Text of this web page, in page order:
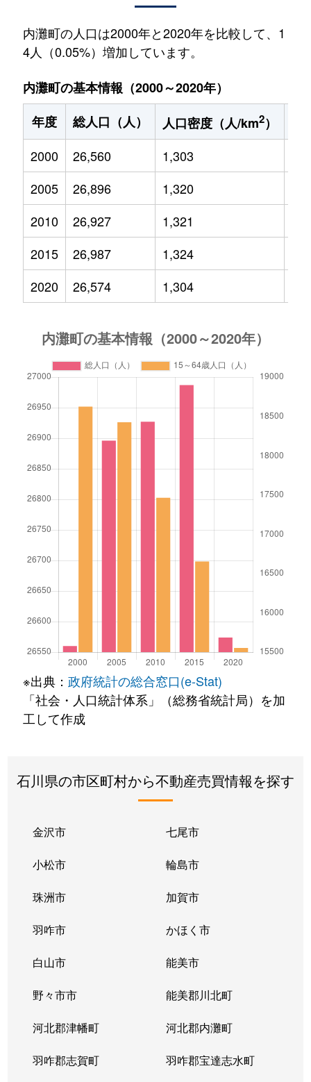
内灘町の人口は2000年と2020年を比較して、1
4人（0.05%）増加しています。
内灘町の基本情報（2000～2020年）
年度
総人口（人） 人口密度（人/km2）
2000
26,560 1,303
2005
26,896 1,320
2010
26,927 1,321
2015
26,987 1,324
2020
26,574 1,304
※出典： 政府統計の総合窓口(e-Stat)
「社会・人口統計体系」（総務省統計局）を加
工して作成
石川県の市区町村から不動産売買情報を探す
金沢市 七尾市
小松市 輪島市
珠洲市 加賀市
羽咋市 かほく市
白山市 能美市
野々市市 能美郡川北町
河北郡津幡町 河北郡内灘町
羽咋郡志賀町 羽咋郡宝達志水町